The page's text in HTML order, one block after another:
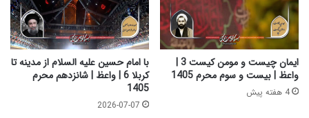
|
س
ی
ز
د
ه
ا
ک
ر
ب
ل
ا
ایمان چیست و مومن کیست 3 |
واعظ | بیست و سوم محرم 1405
4 هفته پیش
با امام حسین علیه السلام از مدینه تا
کربلا 6 | واعظ | شانزدهم محرم
1405
2026-07-07